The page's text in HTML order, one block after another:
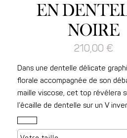
EN
NOIRE
210,00 €
Dans une dentelle délicate
florale accompagnée de son
maille viscose, cet top révélera
l’écaille de dentelle sur un V